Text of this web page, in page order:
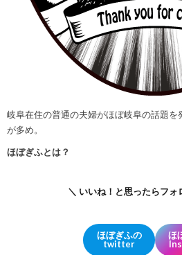
岐阜在住の普通の夫婦がほぼ岐阜の話題を
が多め。
ほぼぎふとは？
＼ いいね！と思ったらフォ
ほぼぎふの
twitter
ほ